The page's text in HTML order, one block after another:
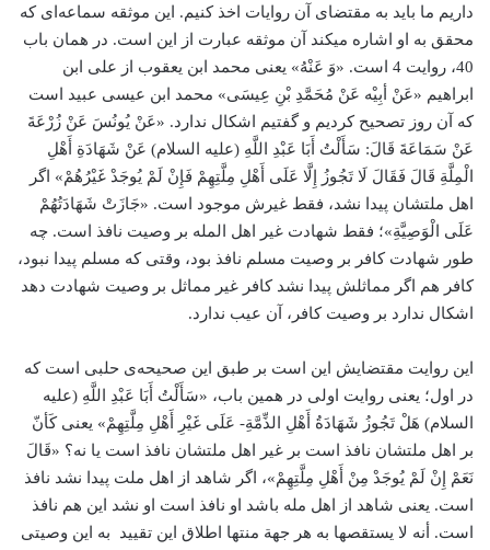
داریم ما باید به مقتضای آن روایات اخذ کنیم. این موثقه سماعه‌ای که
محقق به او اشاره می­کند آن موثقه عبارت از این است. در همان باب
40، روایت 4 است. «وَ عَنْهُ» یعنی محمد ا‌بن یعقوب از علی ا‌بن
ابراهیم «عَنْ أبِیْه عَنْ مُحَمَّدِ بْنِ عِيسَى» محمد ابن عیسی عبید است
كه آن روز تصحیح كردیم و گفتیم اشكال ندارد. «عَنْ يُونُسَ عَنْ زُرْعَةَ
عَنْ سَمَاعَةَ قَالَ: سَأَلْتُ أَبَا عَبْدِ اللَّهِ (علیه السلام) عَنْ شَهَادَةِ أَهْلِ
الْمِلَّةِ قَالَ فَقَالَ لَا تَجُوزُ إِلَّا عَلَى أَهْلِ مِلَّتِهِمْ فَإِنْ لَمْ يُوجَدْ غَيْرُهُمْ» اگر
اهل ملتشان پیدا نشد، فقط غیرش موجود است. «جَازَتْ شَهَادَتُهُمْ
عَلَى الْوَصِيَّةِ»؛ فقط شهادت غیر اهل المله بر وصیت نافذ است. چه
طور شهادت کافر بر وصیت مسلم نافذ بود، وقتی که مسلم پیدا نبود،
کافر هم اگر مماثلش پیدا نشد کافر غیر مماثل بر وصیت شهادت دهد
اشکال ندارد بر وصیت کافر، آن عیب ندارد.
این روایت مقتضایش این است بر طبق این صحیحه‌ی حلبی است که
در اول؛ یعنی روایت اولی در همین باب، «سَأَلْتُ أَبَا عَبْدِ اللَّهِ (علیه
السلام) هَلْ تَجُوزُ شَهَادَةُ أَهْلِ الذِّمَّةِ- عَلَى غَيْرِ أَهْلِ مِلَّتِهِمْ» یعنی کَأنّ
بر اهل ملتشان نافذ است بر غیر اهل ملتشان نافذ است یا نه؟ «قَالَ
نَعَمْ إِنْ لَمْ يُوجَدْ مِنْ أَهْلِ مِلَّتِهِمْ»، اگر شاهد از اهل ملت پیدا نشد نافذ
است. یعنی شاهد از اهل مله باشد او نافذ است او نشد این هم نافذ
است. أنه لا یستقصها به هر جهة منتها اطلاق این تقیید به این وصیتی